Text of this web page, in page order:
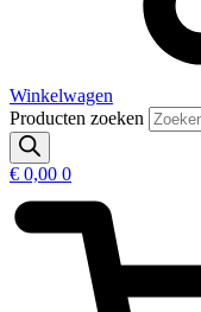
Winkelwagen
Producten zoeken
€ 0,00 0